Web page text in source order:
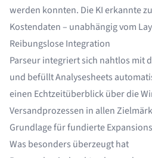
werden konnten. Die KI erkannte
Kostendaten – unabhängig vom
Reibungslose Integration
Parseur integriert sich nahtlos mit
und befüllt Analysesheets
einen Echtzeitüberblick über die
Versandprozessen in allen
Grundlage für fundierte
Was besonders überzeugt hat